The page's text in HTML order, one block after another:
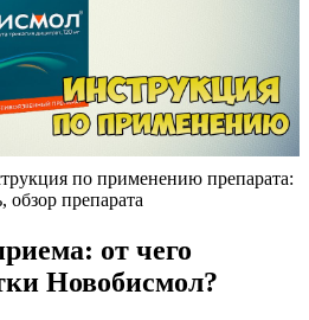
по применению препарата:
обзор препарата
от чего
Новобисмол?